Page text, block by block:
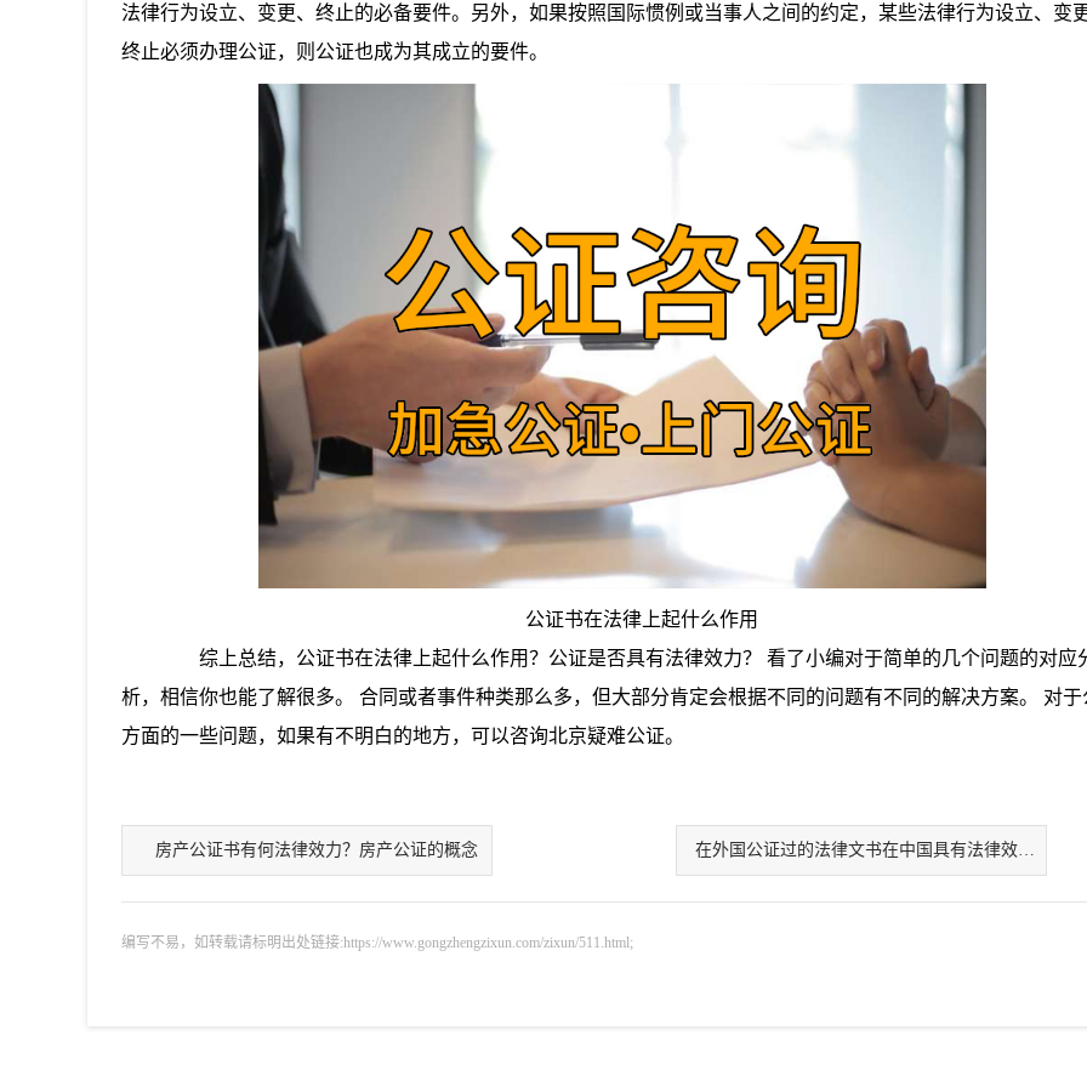
法律行为设立、变更、终止的必备要件。另外，如果按照国际惯例或当事人之间的约定，某些法律行为设立、变
终止必须办理公证，则公证也成为其成立的要件。
公证书在法律上起什么作用
综上总结，公证书在法律上起什么作用？公证是否具有法律效力？ 看了小编对于简单的几个问题的对应
析，相信你也能了解很多。 合同或者事件种类那么多，但大部分肯定会根据不同的问题有不同的解决方案。 对于
方面的一些问题，如果有不明白的地方，可以咨询北京疑难公证。
房产公证书有何法律效力？房产公证的概念 在外国公证过的法律文书在中国具有法律效力吗
编写不易，如转载请标明出处链接:https://www.gongzhengzixun.com/zixun/511.html;